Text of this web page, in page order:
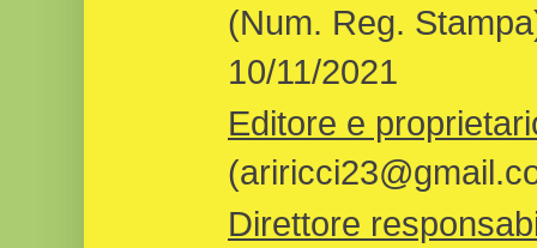
(Num. Reg.
10/11/2021
Editore e
Direttore